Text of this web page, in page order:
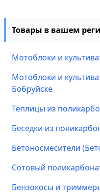
Товары в вашем
Мотоблоки и
Мотоблоки и
Бобруйске
Теплицы из
Беседки из
Бетоносмесители
Сотовый
Бензокосы и